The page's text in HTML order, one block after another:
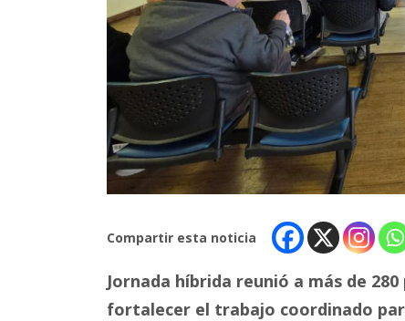
Compartir esta noticia
Jornada híbrida reunió a más de
fortalecer el trabajo coordinado